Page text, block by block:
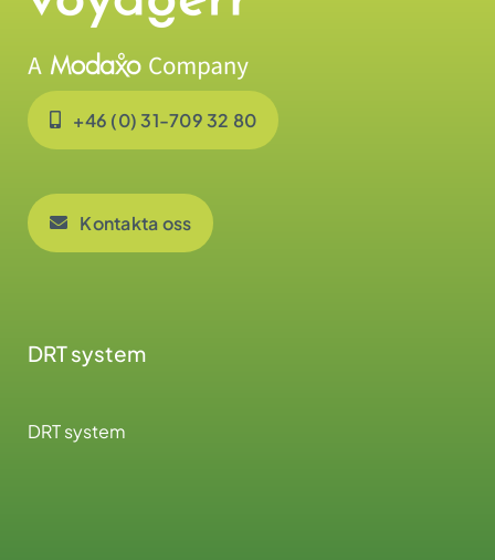
+46 (0) 31-709 32 80
Kontakta oss
DRT system
DRT system